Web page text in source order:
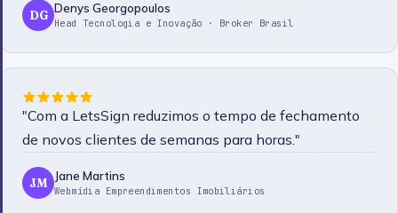
DG Denys Georgopoulos
Head Tecnologia e Inovação · Broker Brasil
"Com a LetsSign reduzimos o tempo de fechamento
de novos clientes de semanas para horas."
JM Jane Martins
Webmídia Empreendimentos Imobiliários